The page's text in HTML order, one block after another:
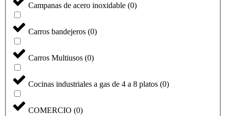
Campanas de acero inoxidable (0)
Carros bandejeros (0)
Carros Multiusos (0)
Cocinas industriales a gas de 4 a 8 platos (0)
COMERCIO (0)